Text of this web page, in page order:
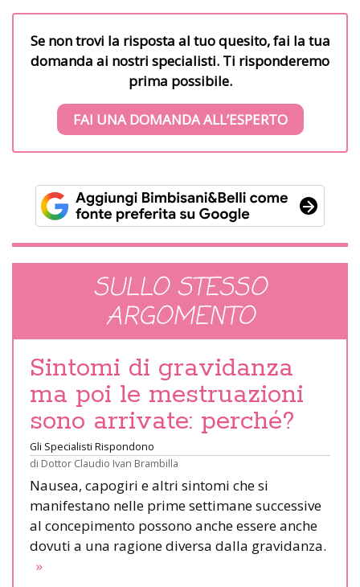
Se non trovi la risposta al tuo quesito, fai la tua
domanda ai nostri specialisti. Ti risponderemo
prima possibile.
FAI UNA DOMANDA ALL’ESPERTO
SULLO STESSO
ARGOMENTO
Sintomi di gravidanza
ma poi le mestruazioni
sono arrivate: perché?
Gli Specialisti Rispondono
di Dottor Claudio Ivan Brambilla
Nausea, capogiri e altri sintomi che si
manifestano nelle prime settimane successive
al concepimento possono anche essere anche
dovuti a una ragione diversa dalla gravidanza.
»